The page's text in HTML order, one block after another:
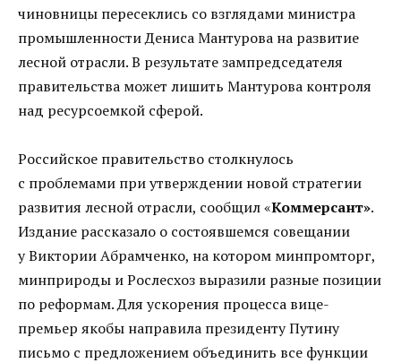
чиновницы пересеклись со взглядами министра
промышленности Дениса Мантурова на развитие
лесной отрасли. В результате зампредседателя
правительства может лишить Мантурова контроля
над ресурсоемкой сферой.
Российское правительство столкнулось
с проблемами при утверждении новой стратегии
развития лесной отрасли, сообщил «Коммерсант».
Издание рассказало о состоявшемся совещании
у Виктории Абрамченко, на котором минпромторг,
минприроды и Рослесхоз выразили разные позиции
по реформам. Для ускорения процесса вице-
премьер якобы направила президенту Путину
письмо с предложением объединить все функции